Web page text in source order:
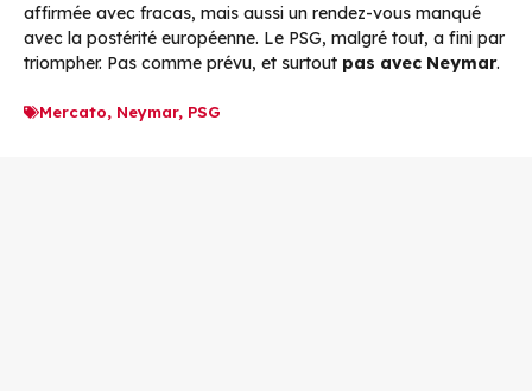
affirmée avec fracas, mais aussi un rendez-vous manqué
avec la postérité européenne. Le PSG, malgré tout, a fini par
triompher. Pas comme prévu, et surtout pas avec Neymar.
Mercato, Neymar, PSG